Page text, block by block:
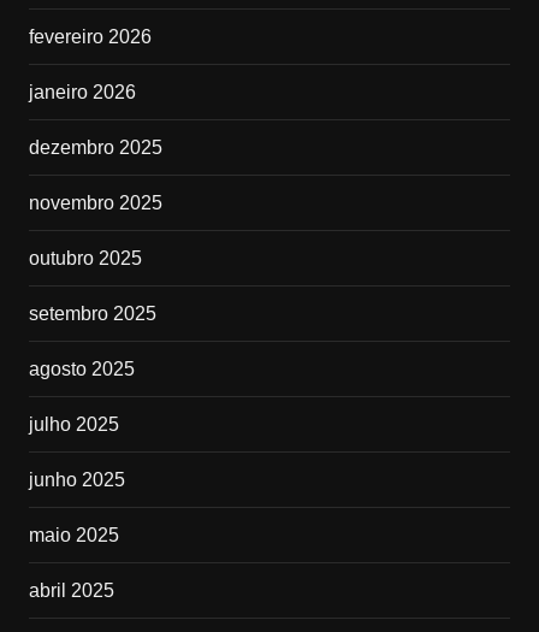
fevereiro 2026
janeiro 2026
dezembro 2025
novembro 2025
outubro 2025
setembro 2025
agosto 2025
julho 2025
junho 2025
maio 2025
abril 2025